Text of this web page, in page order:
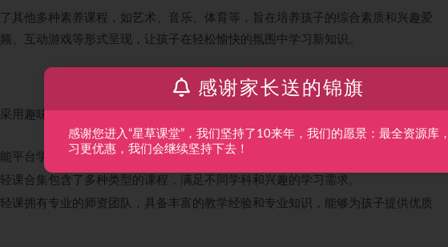
其他多种素养课程，如艺术、音乐、体育等，旨在培养孩子的综合素质和兴趣爱
、互动游戏等形式呈现，让孩子在轻松愉快的氛围中学习新知识。
采用趣味化的教学方式，将抽象的知识点融入到生动有趣的动画和游戏中，激发孩
能平台学习系统，为孩子提供个性化的学习路径和推荐，帮助孩子更高效地学习。
轻课合集包含了多种类型的课程，满足不同学科和兴趣的学习需求。
轻课拥有专业的师资团队，具备丰富的教学经验和专业知识，能够为孩子提供优质
感谢家长送的锦旗
感谢您进入“星草课堂”，我们坚持了10来年，我们的愿景：最全资源库
习更优惠，我们会继续坚持下去！